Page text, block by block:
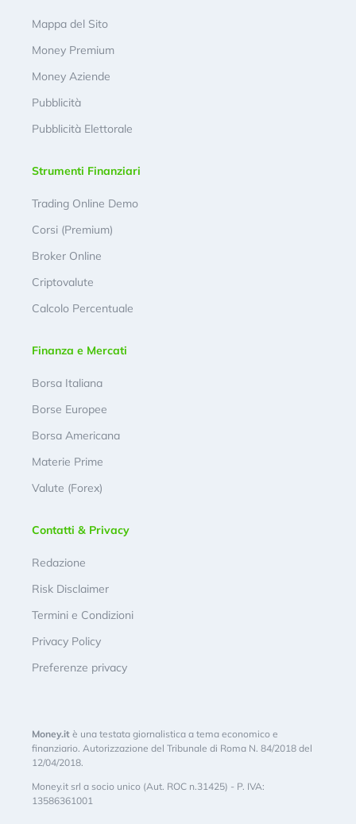
Mappa del Sito
Money Premium
Money Aziende
Pubblicità
Pubblicità Elettorale
Strumenti Finanziari
Trading Online Demo
Corsi (Premium)
Broker Online
Criptovalute
Calcolo Percentuale
Finanza e Mercati
Borsa Italiana
Borse Europee
Borsa Americana
Materie Prime
Valute (Forex)
Contatti & Privacy
Redazione
Risk Disclaimer
Termini e Condizioni
Privacy Policy
Preferenze privacy
Money.it è una testata giornalistica a tema economico e
finanziario. Autorizzazione del Tribunale di Roma N. 84/2018 del
12/04/2018.
Money.it srl a socio unico (Aut. ROC n.31425) - P. IVA:
13586361001